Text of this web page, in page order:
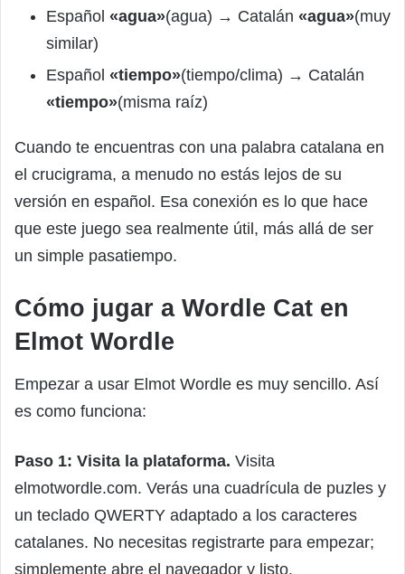
Español «agua»(agua) → Catalán «agua»(muy
similar)
Español «tiempo»(tiempo/clima) → Catalán
«tiempo»(misma raíz)
Cuando te encuentras con una palabra catalana en
el crucigrama, a menudo no estás lejos de su
versión en español. Esa conexión es lo que hace
que este juego sea realmente útil, más allá de ser
un simple pasatiempo.
Cómo jugar a Wordle Cat en
Elmot Wordle
Empezar a usar Elmot Wordle es muy sencillo. Así
es como funciona:
Paso 1: Visita la plataforma. Visita
elmotwordle.com. Verás una cuadrícula de puzles y
un teclado QWERTY adaptado a los caracteres
catalanes. No necesitas registrarte para empezar;
simplemente abre el navegador y listo.